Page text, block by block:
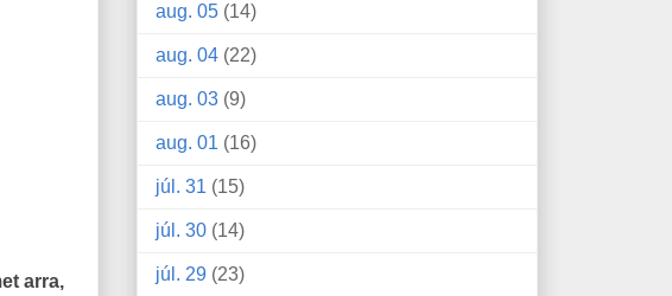
arra,
aug. 05 (14)
aug. 04 (22)
aug. 03 (9)
aug. 01 (16)
júl. 31 (15)
júl. 30 (14)
júl. 29 (23)